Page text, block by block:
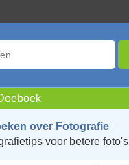
over Fotografie
voor betere foto's